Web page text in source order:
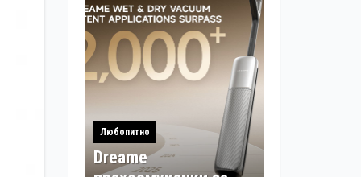
Любопитно
Dreame